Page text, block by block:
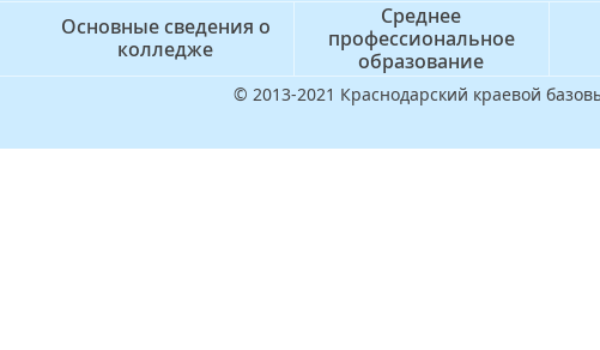
Основные сведения о
колледже
Среднее
профессиональное
образование
© 2013-2021 Краснодарский краевой